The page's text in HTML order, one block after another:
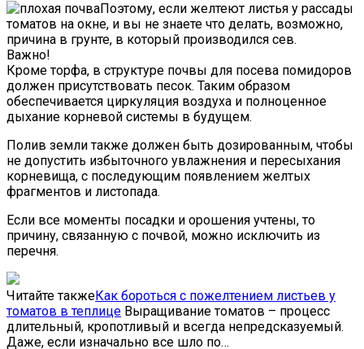
Поэтому, если желтеют листья у рассады
томатов на окне, и вы не знаете что делать, возможно,
причина в грунте, в который производился сев.
Важно!
Кроме торфа, в структуре почвы для посева помидоров
должен присутствовать песок. Таким образом
обеспечивается циркуляция воздуха и полноценное
дыхание корневой системы в будущем.
Полив земли также должен быть дозированным, чтобы
не допустить избыточного увлажнения и пересыхания
корневища, с последующим появлением желтых
фрагментов и листопада.
Если все моменты посадки и орошения учтены, то
причину, связанную с почвой, можно исключить из
перечня.
Читайте такжеКак бороться с пожелтением листьев у
томатов в теплице Выращивание томатов – процесс
длительный, кропотливый и всегда непредсказуемый.
Даже, если изначально все шло по…